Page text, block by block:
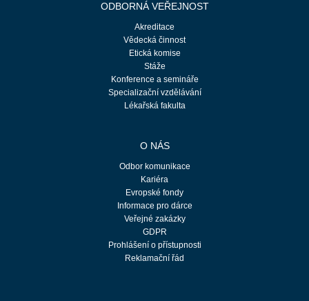
ODBORNÁ VEŘEJNOST
Akreditace
Vědecká činnost
Etická komise
Stáže
Konference a semináře
Specializační vzdělávání
Lékařská fakulta
O NÁS
Odbor komunikace
Kariéra
Evropské fondy
Informace pro dárce
Veřejné zakázky
GDPR
Prohlášení o přístupnosti
Reklamační řád